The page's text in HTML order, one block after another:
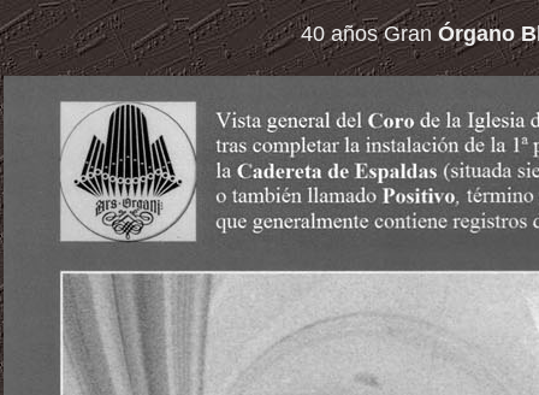
40 años Gran Órgano